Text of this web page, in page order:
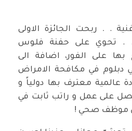
. . ربحت الجائزة الاولى
. . تحوي على حفنة فلوس
على الفور، اضافة الى
دبلوم في مكافحة الامراض
عالمية معترف بها دولياً و
على عمل و راتب ثابت في
موظف صحي !